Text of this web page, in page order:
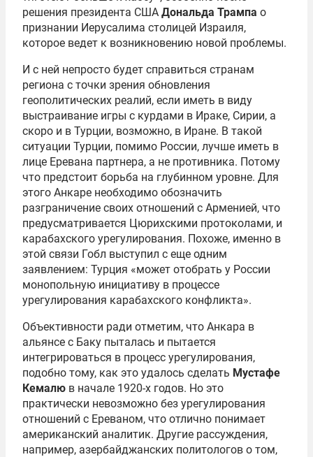
решения президента США Дональда Трампа о
признании Иерусалима столицей Израиля,
которое ведет к возникновению новой проблемы.
И с ней непросто будет справиться странам
региона с точки зрения обновления
геополитических реалий, если иметь в виду
выстраивание игры с курдами в Ираке, Сирии, а
скоро и в Турции, возможно, в Иране. В такой
ситуации Турции, помимо России, лучше иметь в
лице Еревана партнера, а не противника. Потому
что предстоит борьба на глубинном уровне. Для
этого Анкаре необходимо обозначить
разграничение своих отношений с Арменией, что
предусматривается Цюрихскими протоколами, и
карабахского урегулирования. Похоже, именно в
этой связи Гобл выступил с еще одним
заявлением: Турция «может отобрать у России
монопольную инициативу в процессе
урегулирования карабахского конфликта».
Объективности ради отметим, что Анкара в
альянсе с Баку пыталась и пытается
интегрироваться в процесс урегулирования,
подобно тому, как это удалось сделать Мустафе
Кемалю в начале 1920-х годов. Но это
практически невозможно без урегулирования
отношений с Ереваном, что отлично понимает
американский аналитик. Другие рассуждения,
например, азербайджанских политологов о том,